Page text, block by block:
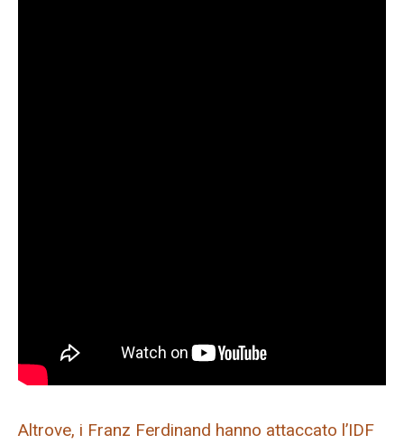
Altrove, i Franz Ferdinand hanno attaccato l’IDF